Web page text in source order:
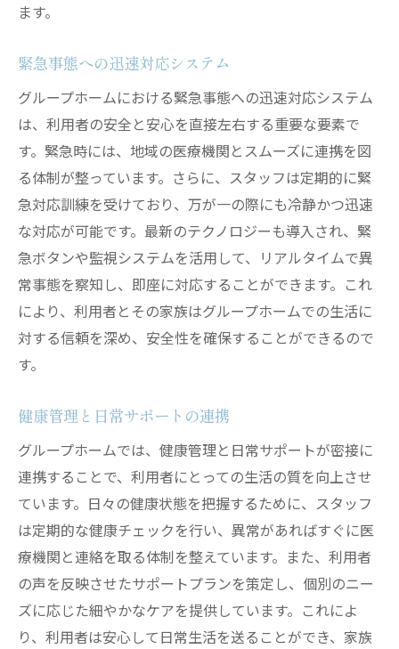
ます。
緊急事態への迅速対応システム
グループホームにおける緊急事態への迅速対応システム
は、利用者の安全と安心を直接左右する重要な要素で
す。緊急時には、地域の医療機関とスムーズに連携を図
る体制が整っています。さらに、スタッフは定期的に緊
急対応訓練を受けており、万が一の際にも冷静かつ迅速
な対応が可能です。最新のテクノロジーも導入され、緊
急ボタンや監視システムを活用して、リアルタイムで異
常事態を察知し、即座に対応することができます。これ
により、利用者とその家族はグループホームでの生活に
対する信頼を深め、安全性を確保することができるので
す。
健康管理と日常サポートの連携
グループホームでは、健康管理と日常サポートが密接に
連携することで、利用者にとっての生活の質を向上させ
ています。日々の健康状態を把握するために、スタッフ
は定期的な健康チェックを行い、異常があればすぐに医
療機関と連絡を取る体制を整えています。また、利用者
の声を反映させたサポートプランを策定し、個別のニー
ズに応じた細やかなケアを提供しています。これによ
り、利用者は安心して日常生活を送ることができ、家族